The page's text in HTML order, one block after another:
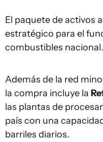
El paquete de activos
estratégico para el
combustibles nacional.
Además de la red
la compra incluye la
las plantas de
país con una
barriles diarios.